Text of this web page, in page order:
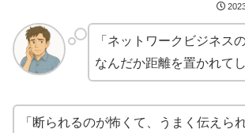
「ネットワークビジネス
なんだか距離を置かれて
「断られるのが怖くて、うまく伝えら